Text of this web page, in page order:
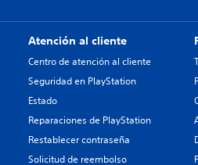
Atención al cliente
Centro de atención al cliente
Seguridad en PlayStation
Estado
Reparaciones de PlayStation
Restablecer contraseña
Solicitud de reembolso